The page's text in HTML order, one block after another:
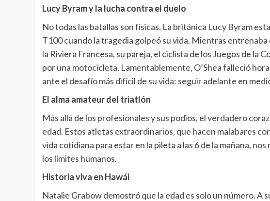
Lucy Byram y la lucha contra el duelo
No todas las batallas son físicas. La británica Lucy Byram
T100 cuando la tragedia golpeó su vida. Mientras
la Riviera Francesa, su pareja, el ciclista de los Juegos de la
por una motocicleta. Lamentablemente, O’Shea falleció
ante el desafío más difícil de su vida: seguir adelante en
El alma amateur del triatlón
Más allá de los profesionales y sus podios, el verdadero
edad. Estos atletas extraordinarios, que hacen malabares
vida cotidiana para estar en la pileta a las 6 de la mañana,
los límites humanos.
Historia viva en Hawái
Natalie Grabow demostró que la edad es solo un número. A